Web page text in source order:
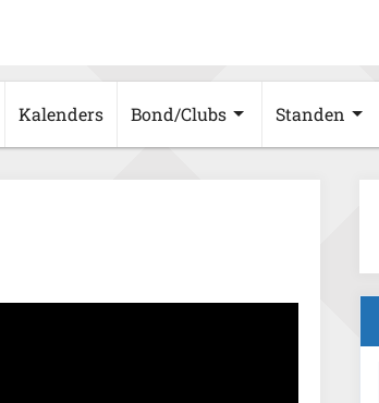
Kalenders Bond/Clubs Standen